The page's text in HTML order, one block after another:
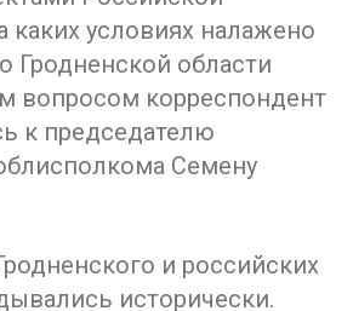
каких условиях налажено
Гродненской области
вопросом корреспондент
к председателю
Семену
и российских
исторически.